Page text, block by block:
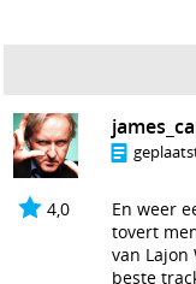
4,0
En weer
tovert
van
beste